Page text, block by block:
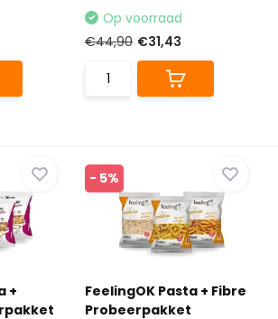
Op voorraad
€44,90 €31,43
+
- 5%
FeelingOK Pasta + Fibre
Probeerpakket